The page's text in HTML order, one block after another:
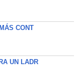
CONT
UN LADR